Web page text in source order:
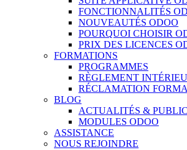
FONCTIONNALITÉS
NOUVEAUTÉS ODOO
POURQUOI CHOISIR
PRIX DES LICENCES
FORMATIONS
PROGRAMMES
RÈGLEMENT
RÉCLAMATION
BLOG
ACTUALITÉS &
MODULES ODOO
ASSISTANCE
NOUS REJOINDRE